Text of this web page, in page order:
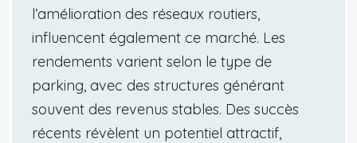
l’amélioration des réseaux routiers,
influencent également ce marché. Les
rendements varient selon le type de
parking, avec des structures générant
souvent des revenus stables. Des succès
récents révèlent un potentiel attractif,